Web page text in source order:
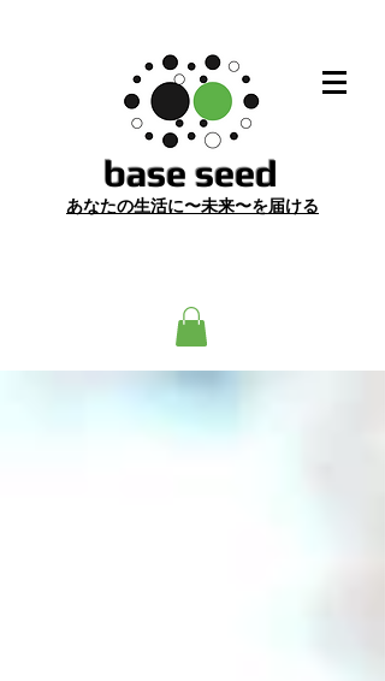
​base seed
あなたの生活に〜未来〜を届ける